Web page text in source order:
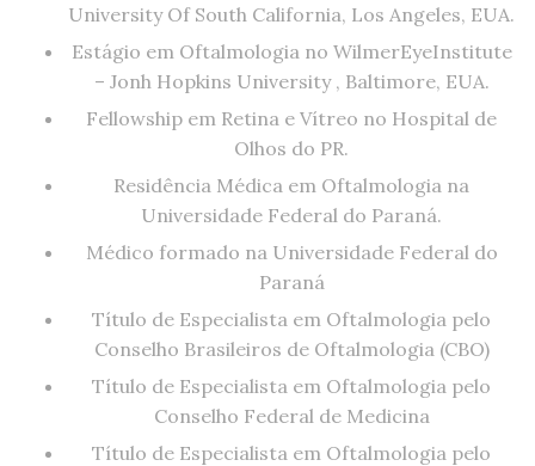
University Of South California, Los Angeles, EUA.
Estágio em Oftalmologia no WilmerEyeInstitute
– Jonh Hopkins University , Baltimore, EUA.
Fellowship em Retina e Vítreo no Hospital de
Olhos do PR.
Residência Médica em Oftalmologia na
Universidade Federal do Paraná.
Médico formado na Universidade Federal do
Paraná
Título de Especialista em Oftalmologia pelo
Conselho Brasileiros de Oftalmologia (CBO)
Título de Especialista em Oftalmologia pelo
Conselho Federal de Medicina
Título de Especialista em Oftalmologia pelo